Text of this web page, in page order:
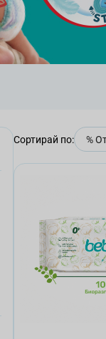
Сортирай по: